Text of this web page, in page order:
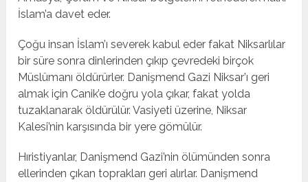
İslam’a davet eder.
Çoğu insan İslam’ı severek kabul eder fakat Niksarlılar
bir süre sonra dinlerinden çıkıp çevredeki birçok
Müslümanı öldürürler. Danişmend Gazi Niksar’ı geri
almak için Canik’e doğru yola çıkar, fakat yolda
tuzaklanarak öldürülür. Vasiyeti üzerine, Niksar
Kalesi’nin karşısında bir yere gömülür.
Hıristiyanlar, Danişmend Gazi’nin ölümünden sonra
ellerinden çıkan toprakları geri alırlar. Danişmend